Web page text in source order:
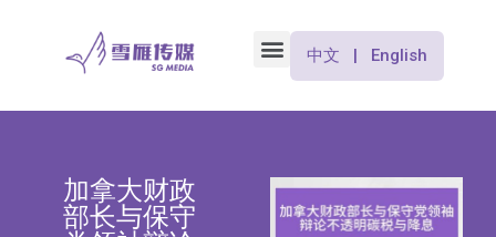
中文 | English
加拿大财政
部长与保守